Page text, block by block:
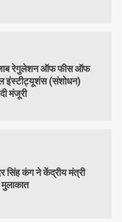
रेगुलेशन ऑफ फीस ऑफ
(संशोधन)
मंजूरी
सिंह कंग ने केंद्रीय मंत्री